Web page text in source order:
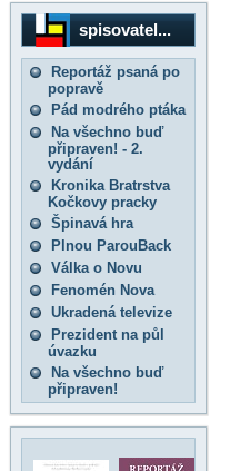
spisovatel...
Reportáž psaná po
popravě
Pád modrého ptáka
Na všechno buď
připraven! - 2.
vydání
Kronika Bratrstva
Kočkovy pracky
Špinavá hra
Plnou ParouBack
Válka o Novu
Fenomén Nova
Ukradená televize
Prezident na půl
úvazku
Na všechno buď
připraven!